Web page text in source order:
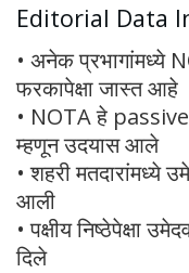
Editorial Data
• अनेक प्रभागांमध्ये
फरकापेक्षा जास्त आहे
• NOTA हे
म्हणून उदयास आले
• शहरी मतदारांमध्ये
आली
• पक्षीय निष्ठेपेक्षा
दिले